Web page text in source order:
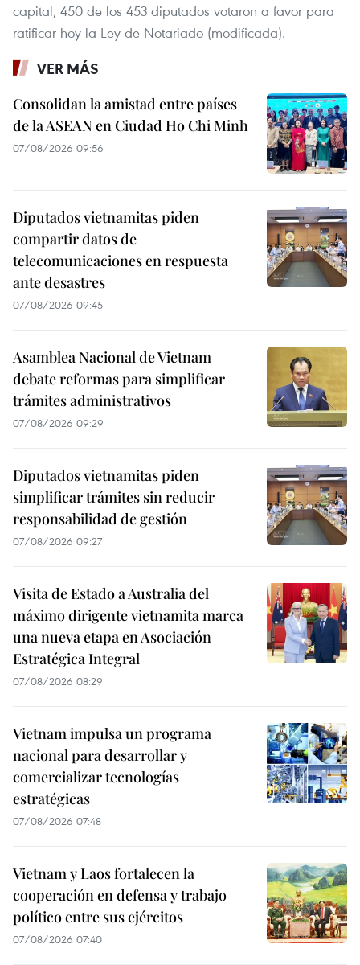
capital, 450 de los 453 diputados votaron a favor para
ratificar hoy la Ley de Notariado (modificada).
VER MÁS
Consolidan la amistad entre países
de la ASEAN en Ciudad Ho Chi Minh
07/08/2026 09:56
Diputados vietnamitas piden
compartir datos de
telecomunicaciones en respuesta
ante desastres
07/08/2026 09:45
Asamblea Nacional de Vietnam
debate reformas para simplificar
trámites administrativos
07/08/2026 09:29
Diputados vietnamitas piden
simplificar trámites sin reducir
responsabilidad de gestión
07/08/2026 09:27
Visita de Estado a Australia del
máximo dirigente vietnamita marca
una nueva etapa en Asociación
Estratégica Integral
07/08/2026 08:29
Vietnam impulsa un programa
nacional para desarrollar y
comercializar tecnologías
estratégicas
07/08/2026 07:48
Vietnam y Laos fortalecen la
cooperación en defensa y trabajo
político entre sus ejércitos
07/08/2026 07:40